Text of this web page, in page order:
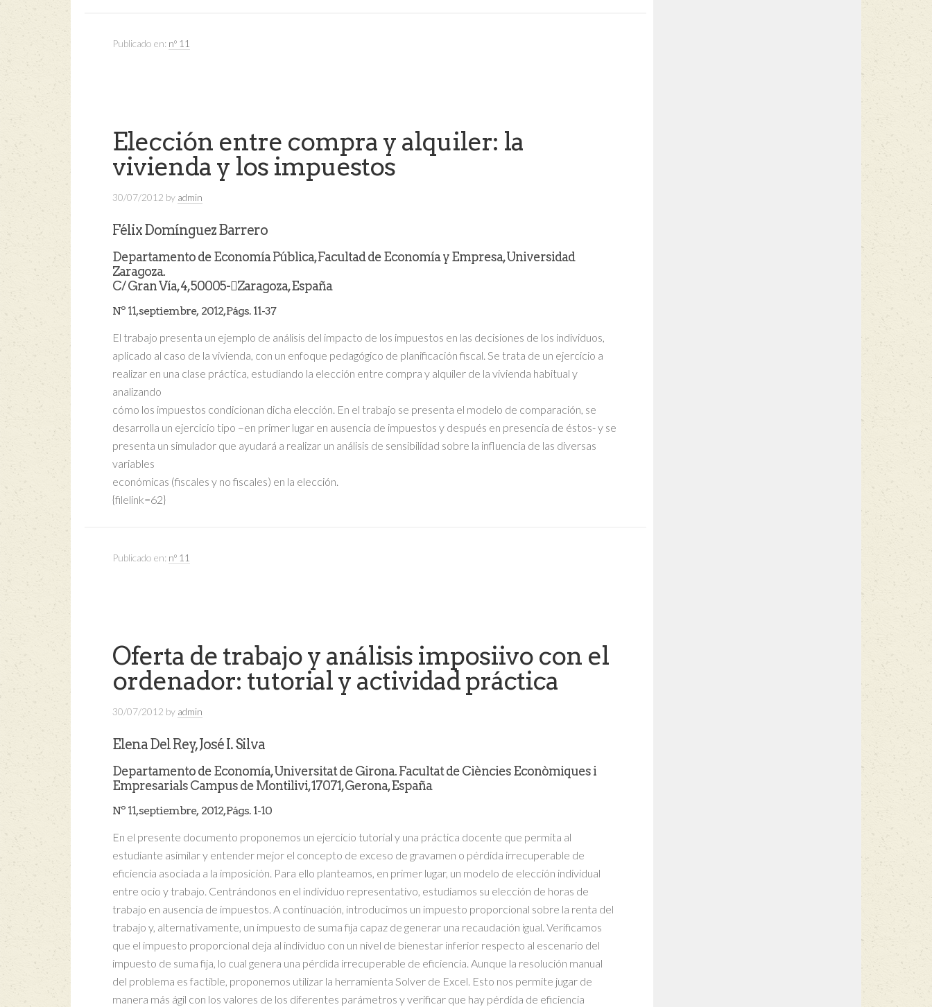
Publicado en: nº 11
Elección entre compra y alquiler: la
vivienda y los impuestos
30/07/2012 by admin
Félix Domínguez Barrero
Departamento de Economía Pública, Facultad de Economía y Empresa, Universidad
Zaragoza.
C/ Gran Vía, 4, 50005-Zaragoza, España
Nº 11, septiembre, 2012, Págs. 11-37
El trabajo presenta un ejemplo de análisis del impacto de los impuestos en las decisiones de los individuos,
aplicado al caso de la vivienda, con un enfoque pedagógico de planificación fiscal. Se trata de un ejercicio a
realizar en una clase práctica, estudiando la elección entre compra y alquiler de la vivienda habitual y
analizando
cómo los impuestos condicionan dicha elección. En el trabajo se presenta el modelo de comparación, se
desarrolla un ejercicio tipo –en primer lugar en ausencia de impuestos y después en presencia de éstos- y se
presenta un simulador que ayudará a realizar un análisis de sensibilidad sobre la influencia de las diversas
variables
económicas (fiscales y no fiscales) en la elección.
{filelink=62}
Publicado en: nº 11
Oferta de trabajo y análisis imposiivo con el
ordenador: tutorial y actividad práctica
30/07/2012 by admin
Elena Del Rey, José I. Silva
Departamento de Economía, Universitat de Girona. Facultat de Ciències Econòmiques i
Empresarials Campus de Montilivi, 17071, Gerona, España
Nº 11, septiembre, 2012, Págs. 1-10
En el presente documento proponemos un ejercicio tutorial y una práctica docente que permita al
estudiante asimilar y entender mejor el concepto de exceso de gravamen o pérdida irrecuperable de
eficiencia asociada a la imposición. Para ello planteamos, en primer lugar, un modelo de elección individual
entre ocio y trabajo. Centrándonos en el individuo representativo, estudiamos su elección de horas de
trabajo en ausencia de impuestos. A continuación, introducimos un impuesto proporcional sobre la renta del
trabajo y, alternativamente, un impuesto de suma fija capaz de generar una recaudación igual. Verificamos
que el impuesto proporcional deja al individuo con un nivel de bienestar inferior respecto al escenario del
impuesto de suma fija, lo cual genera una pérdida irrecuperable de eficiencia. Aunque la resolución manual
del problema es factible, proponemos utilizar la herramienta Solver de Excel. Esto nos permite jugar de
manera más ágil con los valores de los diferentes parámetros y verificar que hay pérdida de eficiencia